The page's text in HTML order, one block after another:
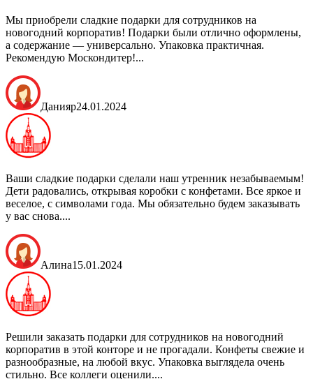
Мы приобрели сладкие подарки для сотрудников на
новогодний корпоратив! Подарки были отлично оформлены,
а содержание — универсально. Упаковка практичная.
Рекомендую Москондитер!...
Данияр24.01.2024
Ваши сладкие подарки сделали наш утренник незабываемым!
Дети радовались, открывая коробки с конфетами. Все яркое и
веселое, с символами года. Мы обязательно будем заказывать
у вас снова....
Алина15.01.2024
Решили заказать подарки для сотрудников на новогодний
корпоратив в этой конторе и не прогадали. Конфеты свежие и
разнообразные, на любой вкус. Упаковка выглядела очень
стильно. Все коллеги оценили....